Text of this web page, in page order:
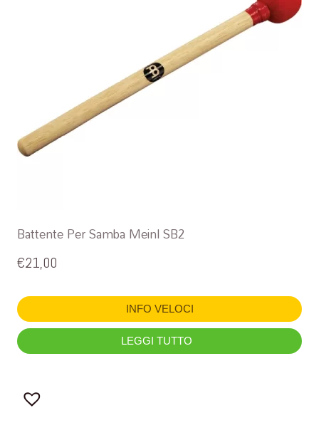
Battente Per Samba Meinl SB2
€21,00
INFO VELOCI
LEGGI TUTTO